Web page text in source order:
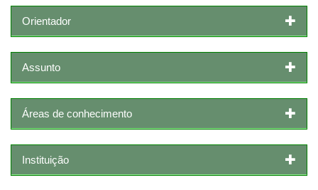
Orientador
Assunto
Áreas de conhecimento
Instituição